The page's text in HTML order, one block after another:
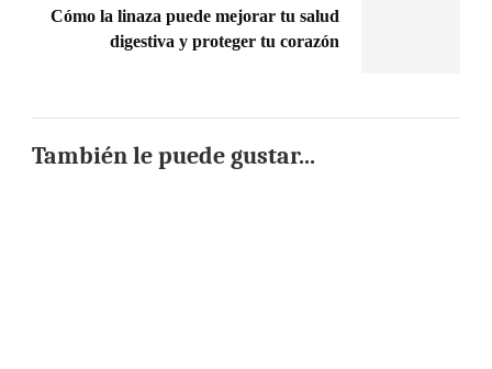
Cómo la linaza puede mejorar tu salud
digestiva y proteger tu corazón
También le puede gustar...